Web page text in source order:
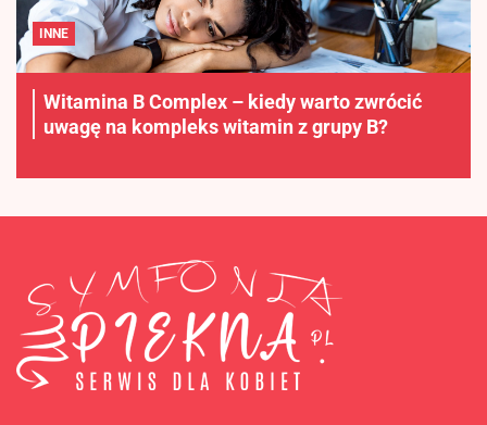
INNE
Witamina B Complex – kiedy warto zwrócić
uwagę na kompleks witamin z grupy B?